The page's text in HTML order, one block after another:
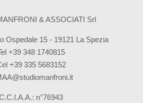
& ASSOCIATI Srl
Ospedale 15 - 19121 La Spezia
+39 348 1740815
+39 335 5683152
n°76943